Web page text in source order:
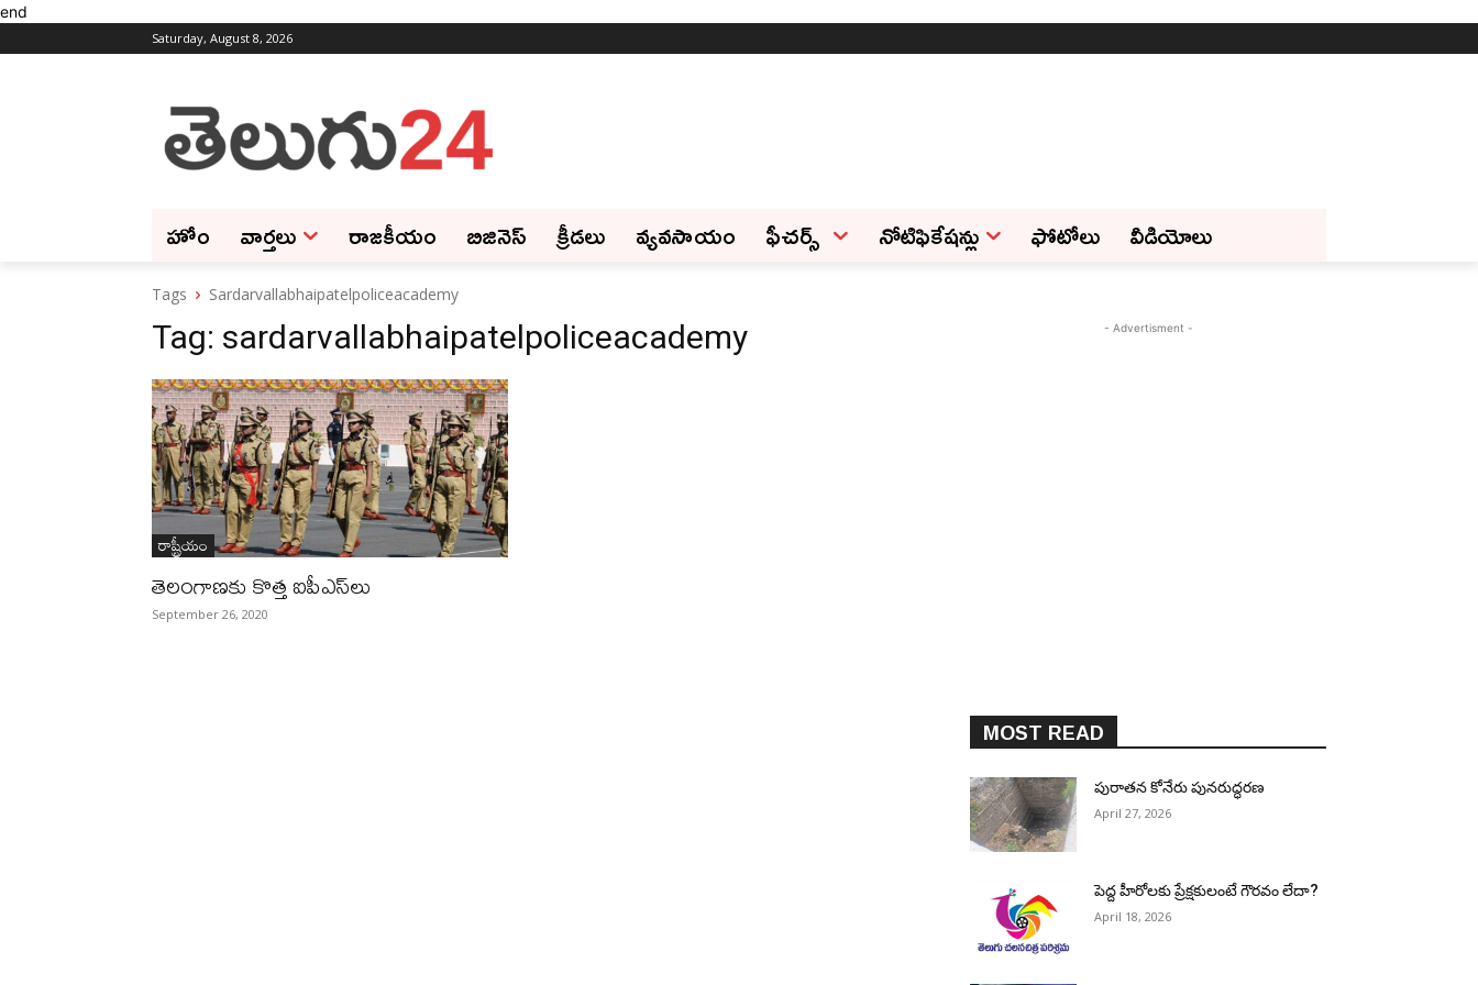
end
Saturday, August 8, 2026
హోం వార్తలు రాజకీయం బిజినెస్‌ క్రీడలు వ్యవసాయం ఫీచ‌ర్స్ ‌ నోటిఫికేషన్లు ఫోటోలు వీడియోలు
Tags Sardarvallabhaipatelpoliceacademy
Tag: sardarvallabhaipatelpoliceacademy
రాష్ట్రీయం
తెలంగాణకు కొత్త ఐపీఎస్‌లు
September 26, 2020
- Advertisment -
MOST READ
పురాత‌న కోనేరు పున‌రుద్ధ‌ర‌ణ
April 27, 2026
పెద్ద హీరోల‌కు ప్రేక్ష‌కులంటే గౌర‌వం లేదా?
April 18, 2026